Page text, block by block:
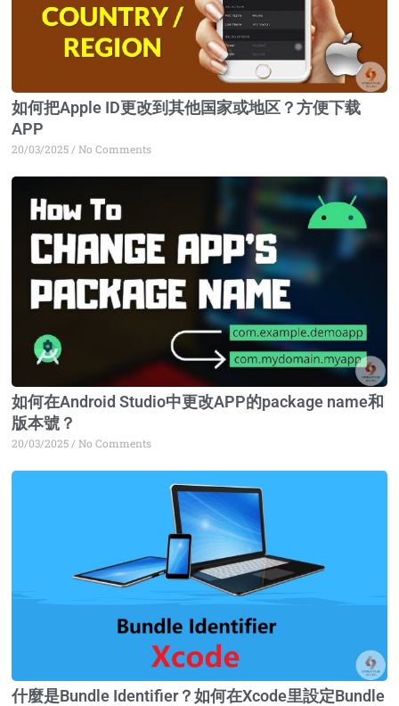
如何把Apple ID更改到其他国家或地区？方便下载
APP
20/03/2025 No Comments
如何在Android Studio中更改APP的package name和
版本號？
20/03/2025 No Comments
什麼是Bundle Identifier？如何在Xcode里設定Bundle